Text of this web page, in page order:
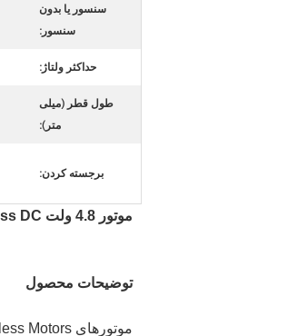
سنسور یا بدون
سنسور:
حداکثر ولتاژ:
طول قطر (میلی
متر):
برجسته کردن:
موتور 4.8 ولت Inrunner Brushless DC
توضیحات محصول